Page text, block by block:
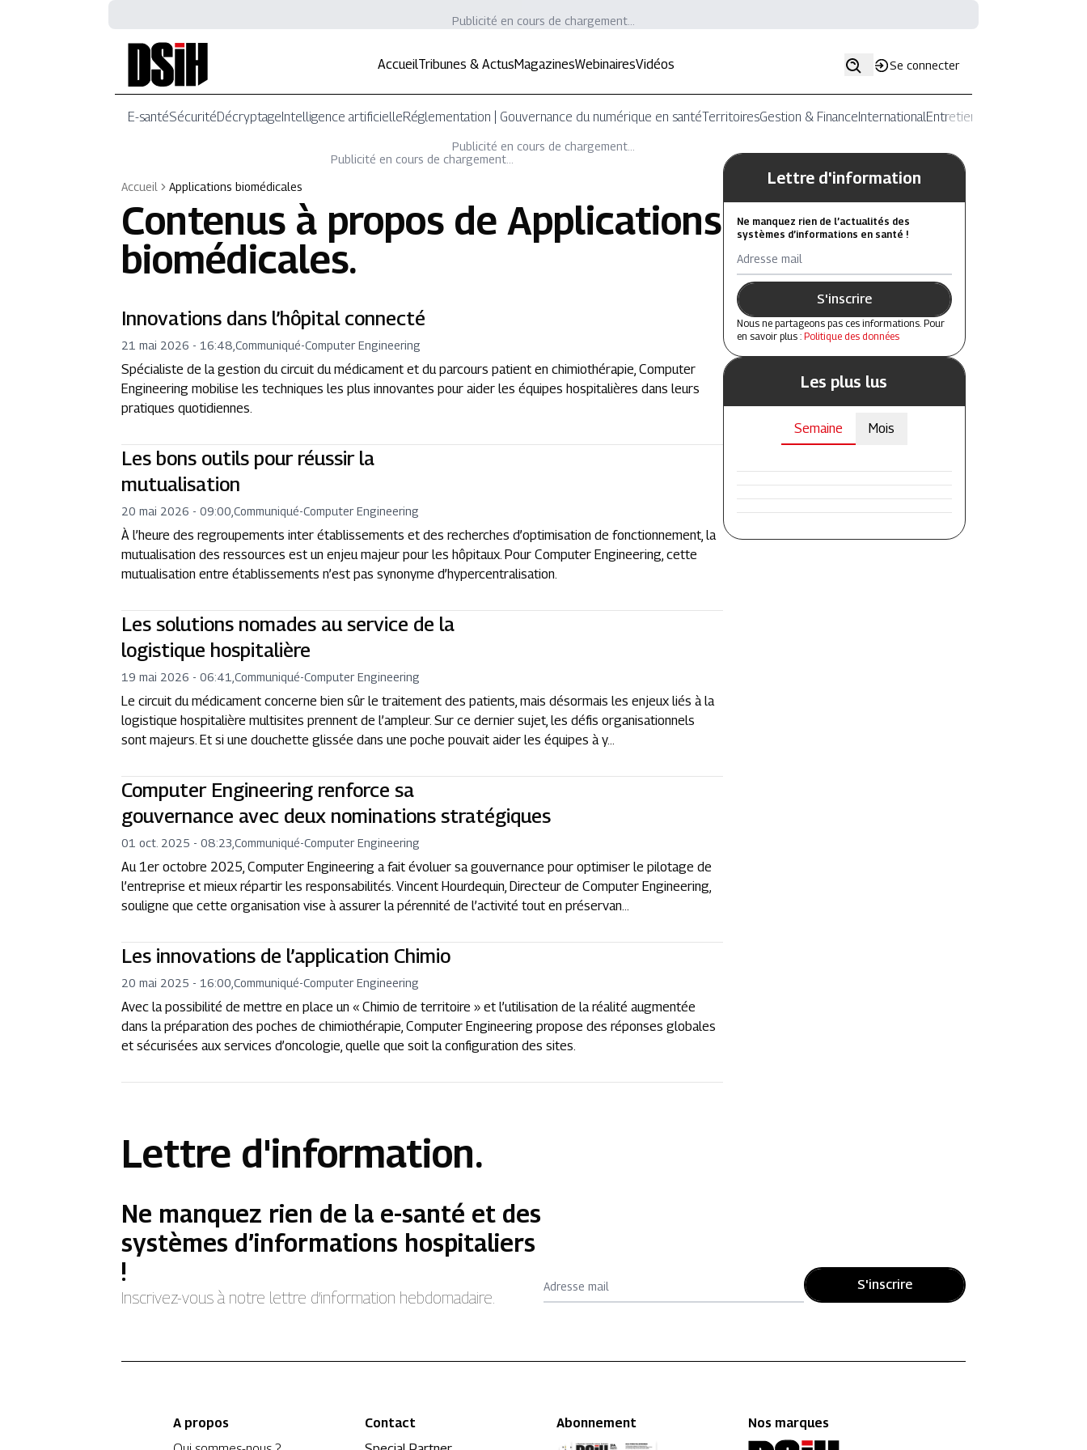
Publicité en cours de chargement...
AccueilTribunes & ActusMagazinesWebinairesVidéos Se connecter
E-santéSécuritéDécryptageIntelligence artificielleRéglementation | Gouvernance du numérique en santéTerritoiresGestion & FinanceInternationalEntretiens
Publicité en cours de chargement...
Publicité en cours de chargement...
Accueil
Applications biomédicales
Contenus à propos de Applications
biomédicales.
Innovations dans l’hôpital connecté
21 mai 2026 - 16:48 ,Communiqué-Computer Engineering
Spécialiste de la gestion du circuit du médicament et du parcours patient en chimiothérapie, Computer
Engineering mobilise les techniques les plus innovantes pour aider les équipes hospitalières dans leurs
pratiques quotidiennes.
Les bons outils pour réussir la
mutualisation
20 mai 2026 - 09:00 ,Communiqué-Computer Engineering
À l’heure des regroupements inter établissements et des recherches d’optimisation de fonctionnement, la
mutualisation des ressources est un enjeu majeur pour les hôpitaux. Pour Computer Engineering, cette
mutualisation entre établissements n’est pas synonyme d’hypercentralisation.
Les solutions nomades au service de la
logistique hospitalière
19 mai 2026 - 06:41 ,Communiqué-Computer Engineering
Le circuit du médicament concerne bien sûr le traitement des patients, mais désormais les enjeux liés à la
logistique hospitalière multisites prennent de l’ampleur. Sur ce dernier sujet, les défis organisationnels
sont majeurs. Et si une douchette glissée dans une poche pouvait aider les équipes à y...
Computer Engineering renforce sa
gouvernance avec deux nominations stratégiques
01 oct. 2025 - 08:23 ,Communiqué-Computer Engineering
Au 1er octobre 2025, Computer Engineering a fait évoluer sa gouvernance pour optimiser le pilotage de
l’entreprise et mieux répartir les responsabilités. Vincent Hourdequin, Directeur de Computer Engineering,
souligne que cette organisation vise à assurer la pérennité de l’activité tout en préservan...
Les innovations de l’application Chimio
20 mai 2025 - 16:00 ,Communiqué-Computer Engineering
Avec la possibilité de mettre en place un « Chimio de territoire » et l’utilisation de la réalité augmentée
dans la préparation des poches de chimiothérapie, Computer Engineering propose des réponses globales
et sécurisées aux services d’oncologie, quelle que soit la configuration des sites.
Lettre d'information
Ne manquez rien de l’actualités des
systèmes d’informations en santé !
Adresse mail
S'inscrire
Nous ne partageons pas ces informations. Pour
en savoir plus : Politique des données
Les plus lus
Semaine Mois
Lettre d'information.
Ne manquez rien de la e-santé et des
systèmes d’informations hospitaliers
!
Inscrivez-vous à notre lettre d’information hebdomadaire.
Adresse mail S'inscrire
A propos
Contact
Abonnement Nos marques